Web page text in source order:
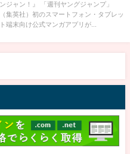
ンジャン！』 「週刊ヤングジャンプ」
（集英社）初のスマートフォン・タブレッ
ト端末向け公式マンガアプリが...